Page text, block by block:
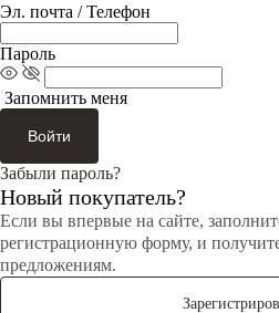
Эл. почта / Телефон
Пароль
Запомнить меня
Войти
Забыли пароль?
Новый покупатель?
Если вы впервые на сайте,
регистрационную форму, и
предложениям.